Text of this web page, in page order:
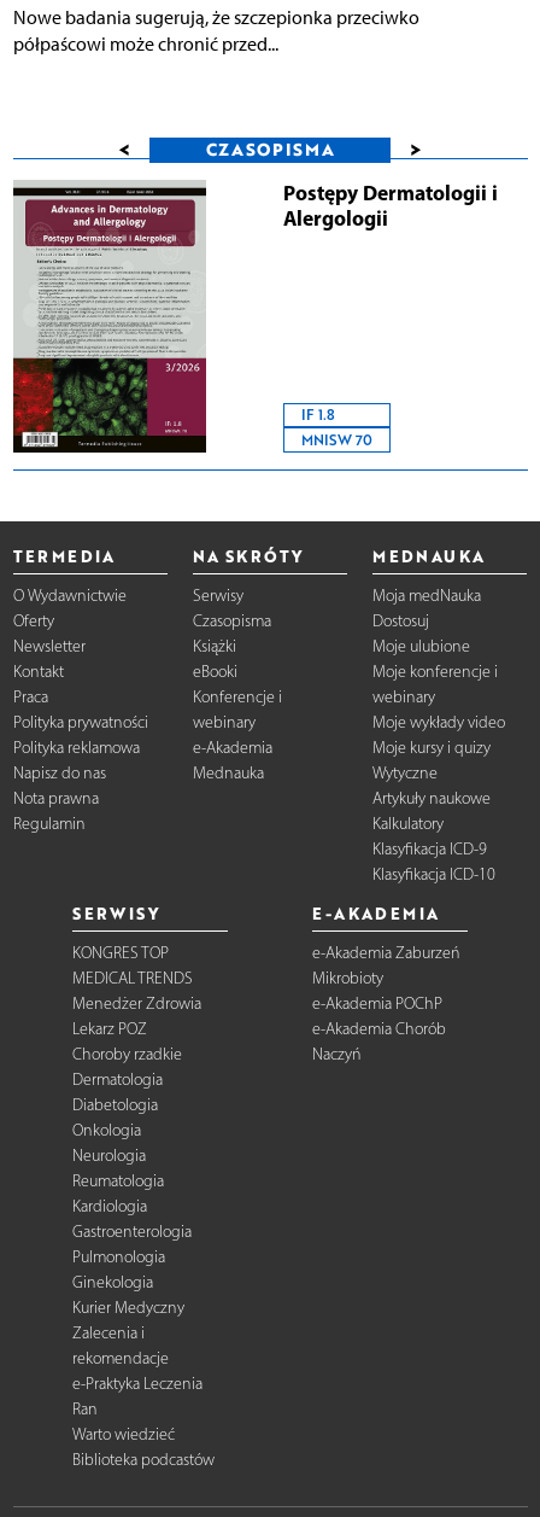
Nowe badania sugerują, że szczepionka przeciwko
półpaścowi może chronić przed...
< CZASOPISMA >
Postępy Dermatologii i
Alergologii
IF 1.8
MNISW 70
TERMEDIA
O Wydawnictwie
Oferty
Newsletter
Kontakt
Praca
Polityka prywatności
Polityka reklamowa
Napisz do nas
Nota prawna
Regulamin
NA SKRÓTY
Serwisy
Czasopisma
Książki
eBooki
Konferencje i
webinary
e-Akademia
Mednauka
MEDNAUKA
Moja medNauka
Dostosuj
Moje ulubione
Moje konferencje i
webinary
Moje wykłady video
Moje kursy i quizy
Wytyczne
Artykuły naukowe
Kalkulatory
Klasyfikacja ICD-9
Klasyfikacja ICD-10
SERWISY
KONGRES TOP
MEDICAL TRENDS
Menedżer Zdrowia
Lekarz POZ
Choroby rzadkie
Dermatologia
Diabetologia
Onkologia
Neurologia
Reumatologia
Kardiologia
Gastroenterologia
Pulmonologia
Ginekologia
Kurier Medyczny
Zalecenia i
rekomendacje
e-Praktyka Leczenia
Ran
Warto wiedzieć
Biblioteka podcastów
E-AKADEMIA
e-Akademia Zaburzeń
Mikrobioty
e-Akademia POChP
e-Akademia Chorób
Naczyń